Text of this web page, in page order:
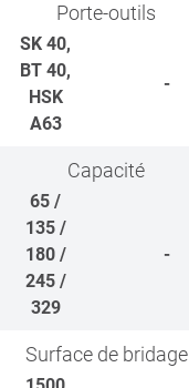
Porte-outils
SK 40,
BT 40,
HSK
A63
-
Capacité
65 /
135 /
180 /
245 /
329
-
Surface de bridage